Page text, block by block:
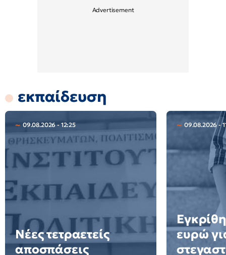
εκπαίδευση
09.08.2026 - 12:25
Νέες τετραετείς
αποσπάσεις
09.08.2026 -
ευρώ